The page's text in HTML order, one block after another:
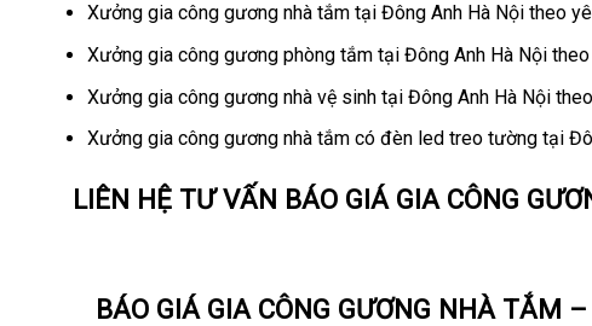
Xưởng gia công gương nhà tắm tại Đông Anh Hà Nội theo
Xưởng gia công gương phòng tắm tại Đông Anh Hà Nội
Xưởng gia công gương nhà vệ sinh tại Đông Anh Hà Nội
Xưởng gia công gương nhà tắm có đèn led treo tường tại
LIÊN HỆ TƯ VẤN BÁO GIÁ GIA CÔNG
BÁO GIÁ GIA CÔNG GƯƠNG NHÀ TẮM